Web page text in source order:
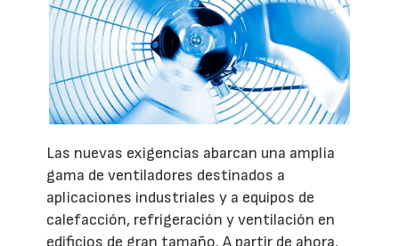
Las nuevas exigencias abarcan una amplia
gama de ventiladores destinados a
aplicaciones industriales y a equipos de
calefacción, refrigeración y ventilación en
edificios de gran tamaño. A partir de ahora,